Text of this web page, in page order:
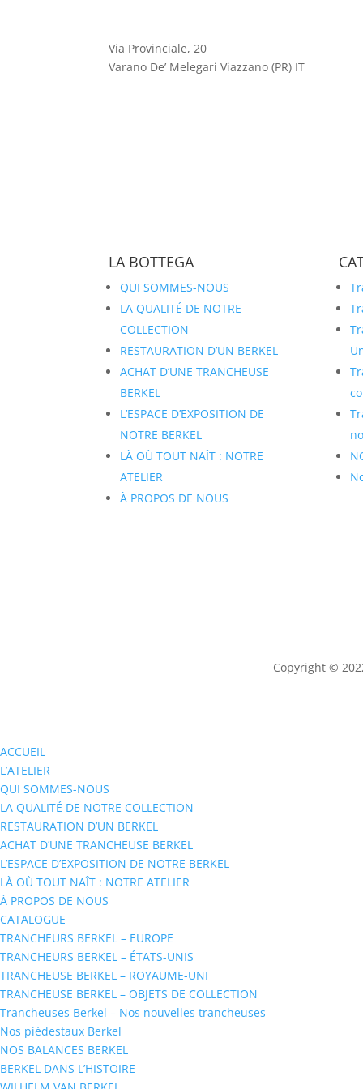
Via Provinciale, 20
Varano De’ Melegari Viazzano (PR) IT
LA BOTTEGA
QUI SOMMES-NOUS
LA QUALITÉ DE NOTRE
COLLECTION
RESTAURATION D’UN BERKEL
ACHAT D’UNE TRANCHEUSE
BERKEL
L’ESPACE D’EXPOSITION DE
NOTRE BERKEL
LÀ OÙ TOUT NAÎT : NOTRE
ATELIER
À PROPOS DE NOUS
Copyright ©
ACCUEIL
L’ATELIER
QUI SOMMES-NOUS
LA QUALITÉ DE NOTRE COLLECTION
RESTAURATION D’UN BERKEL
ACHAT D’UNE TRANCHEUSE BERKEL
L’ESPACE D’EXPOSITION DE NOTRE BERKEL
LÀ OÙ TOUT NAÎT : NOTRE ATELIER
À PROPOS DE NOUS
CATALOGUE
TRANCHEURS BERKEL – EUROPE
TRANCHEURS BERKEL – ÉTATS-UNIS
TRANCHEUSE BERKEL – ROYAUME-UNI
TRANCHEUSE BERKEL – OBJETS DE COLLECTION
Trancheuses Berkel – Nos nouvelles trancheuses
Nos piédestaux Berkel
NOS BALANCES BERKEL
BERKEL DANS L’HISTOIRE